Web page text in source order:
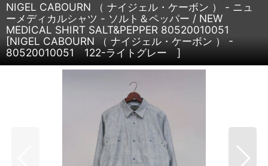
NIGEL CABOURN （ ナイジェル・ケーボン ） - ニュ
ーメディカルシャツ - ソルト＆ペッパー / NEW
MEDICAL SHIRT SALT&PEPPER 80520010051
[NIGEL CABOURN （ ナイジェル・ケーボン ） -
80520010051 122-ライトグレー ]